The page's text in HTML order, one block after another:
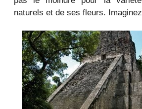
naturels et de ses fleurs.